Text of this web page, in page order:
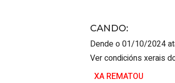
CANDO:
Dende o 01/10/2024
Ver condicións xerais
XA REMATOU